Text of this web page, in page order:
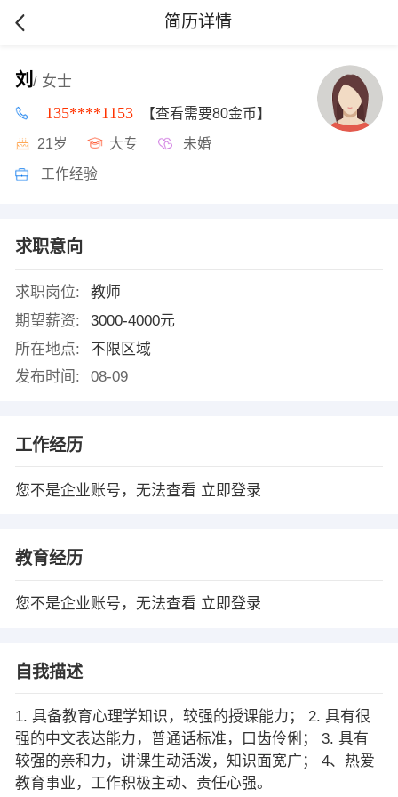
简历详情
刘 / 女士
135****1153 【查看需要80金币】
21岁 大专 未婚
工作经验
求职意向
求职岗位:
教师
期望薪资:
3000-4000元
所在地点:
不限区域
发布时间:
08-09
工作经历
您不是企业账号，无法查看 立即登录
教育经历
您不是企业账号，无法查看 立即登录
自我描述
1. 具备教育心理学知识，较强的授课能力； 2. 具有很
强的中文表达能力，普通话标准，口齿伶俐； 3. 具有
较强的亲和力，讲课生动活泼，知识面宽广； 4、热爱
教育事业，工作积极主动、责任心强。